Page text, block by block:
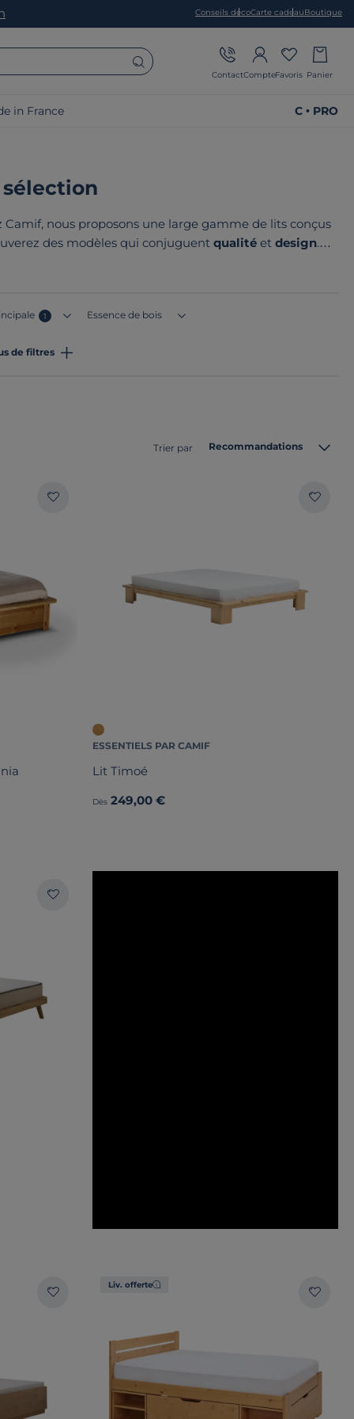
Conseils décoCarte cadeauBoutique
ContactCompteFavoris Panier
in France C • PRO
Camif, nous proposons une large gamme de lits conçus
des modèles qui conjuguent qualité et design.
votre espace. Leur point commun ? Tous nos
1 Essence de bois
de filtres
Trier par Recommandations
ESSENTIELS PAR CAMIF
Lit Timoé
Dès 249,00 €
Liv. offerte